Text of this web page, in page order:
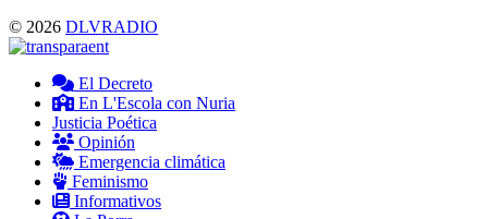
© 2026 DLVRADIO
El Decreto
En L'Escola con Nuria
Justicia Poética
Opinión
Emergencia climática
Feminismo
Informativos